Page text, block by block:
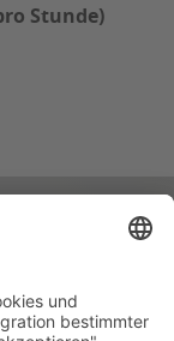
Stunde)